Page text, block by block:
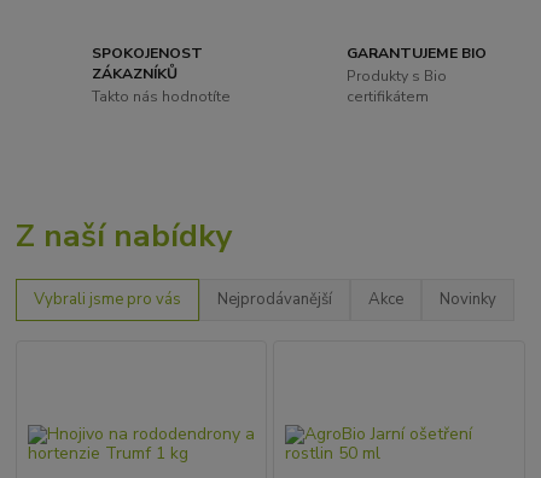
SPOKOJENOST
ZÁKAZNÍKŮ
Takto nás hodnotíte
GARANTUJEME BIO
Produkty s Bio
certifikátem
Z naší nabídky
Vybrali jsme pro vás Nejprodávanější Akce Novinky